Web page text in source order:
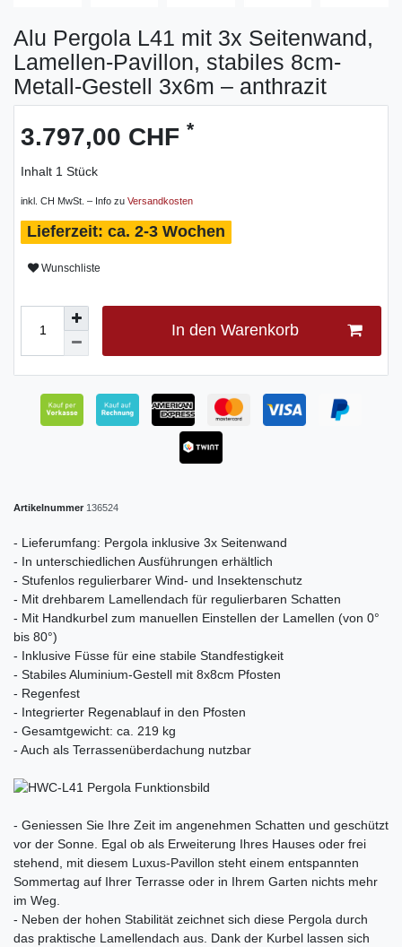
Alu Pergola L41 mit 3x Seitenwand,
Lamellen-Pavillon, stabiles 8cm-
Metall-Gestell 3x6m – anthrazit
3.797,00 CHF *
Inhalt 1 Stück
inkl. CH MwSt. – Info zu Versandkosten
ca. 2-3 Wochen
Wunschliste
In den Warenkorb
Artikelnummer 136524
- Lieferumfang: Pergola inklusive 3x Seitenwand
- In unterschiedlichen Ausführungen erhältlich
- Stufenlos regulierbarer Wind- und Insektenschutz
- Mit drehbarem Lamellendach für regulierbaren Schatten
- Mit Handkurbel zum manuellen Einstellen der Lamellen (von 0°
bis 80°)
- Inklusive Füsse für eine stabile Standfestigkeit
- Stabiles Aluminium-Gestell mit 8x8cm Pfosten
- Regenfest
- Integrierter Regenablauf in den Pfosten
- Gesamtgewicht: ca. 219 kg
- Auch als Terrassenüberdachung nutzbar
- Geniessen Sie Ihre Zeit im angenehmen Schatten und geschützt
vor der Sonne. Egal ob als Erweiterung Ihres Hauses oder frei
stehend, mit diesem Luxus-Pavillon steht einem entspannten
Sommertag auf Ihrer Terrasse oder in Ihrem Garten nichts mehr
im Weg.
- Neben der hohen Stabilität zeichnet sich diese Pergola durch
das praktische Lamellendach aus. Dank der Kurbel lassen sich